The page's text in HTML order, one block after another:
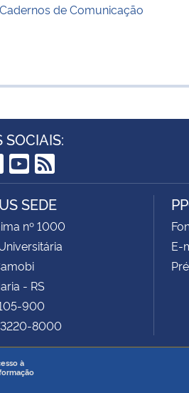
Cadernos de Comunicação
SOCIAIS:
YouTube
RSS
SEDE
nº 1000
- RS
900
3220-8000
E-
à